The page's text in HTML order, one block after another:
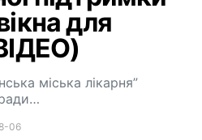
для
міська лікарня”
06